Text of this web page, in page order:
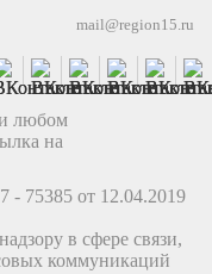
mail@region15.ru
любом
на
75385 от 12.04.2019
в сфере связи,
коммуникаций